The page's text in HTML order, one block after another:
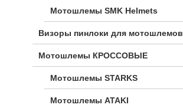
Мотошлемы SMK Helmets
Визоры пинлоки для мотошлемов
Мотошлемы КРОССОВЫЕ
Мотошлемы STARKS
Мотошлемы ATAKI